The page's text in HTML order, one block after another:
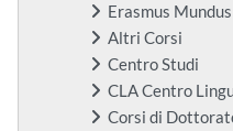
Erasmus Mundus
Altri Corsi
Centro Studi
CLA Centro
Corsi di